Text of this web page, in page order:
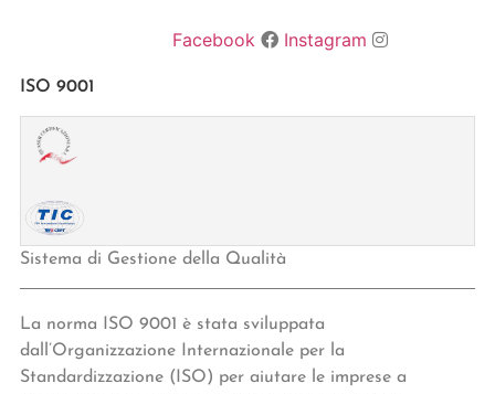
Facebook Instagram
ISO 9001
Sistema di Gestione della Qualità
La norma ISO 9001 è stata sviluppata
dall’Organizzazione Internazionale per la
Standardizzazione (ISO) per aiutare le imprese a